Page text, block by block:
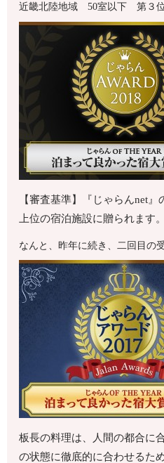
近畿北陸地域 50室以下 第３
【審査基準】『じゃらんnet
上位の宿泊施設に贈られます。
なんと、昨年に続き、二回目の
板長の料理は、人間の都合に
の状態に徹底的に合わせるた